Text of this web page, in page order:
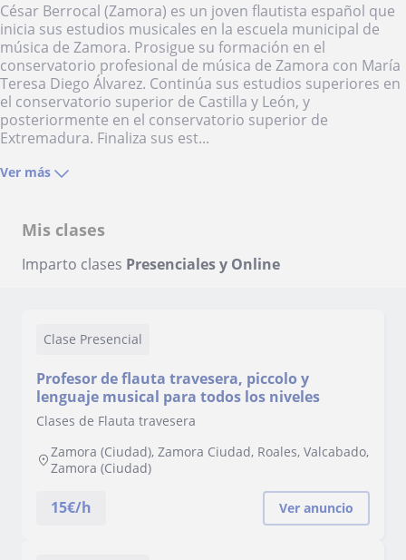
César Berrocal (Zamora) es un joven flautista español que
inicia sus estudios musicales en la escuela municipal de
música de Zamora. Prosigue su formación en el
conservatorio profesional de música de Zamora con María
Teresa Diego Álvarez. Continúa sus estudios superiores en
el conservatorio superior de Castilla y León, y
posteriormente en el conservatorio superior de
Extremadura. Finaliza sus est...
Ver más
Mis clases
Imparto clases Presenciales y Online
Clase Presencial
Profesor de flauta travesera, piccolo y
lenguaje musical para todos los niveles
Clases de Flauta travesera
Zamora (Ciudad), Zamora Ciudad, Roales, Valcabado,
Zamora (Ciudad)
15€/h Ver anuncio